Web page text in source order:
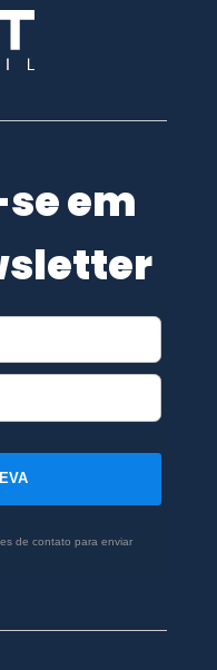
em
de contato para enviar